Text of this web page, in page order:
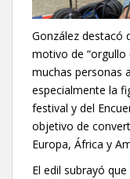
González destacó
motivo de
muchas personas
especialmente la
festival y del
objetivo de
Europa, África y
El edil subrayó